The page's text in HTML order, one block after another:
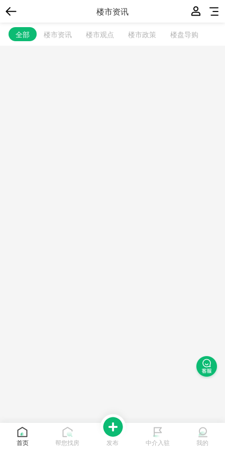
楼市资讯
全部 楼市资讯 楼市观点 楼市政策 楼盘导购
首页 帮您找房 发布 中介入驻 我的